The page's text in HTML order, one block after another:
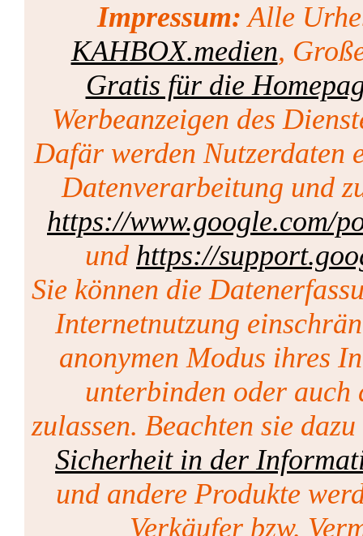
Impressum: Alle
KAHBOX.medien,
Gratis für die
Werbeanzeigen des
Dafär werden Nutzerdaten
Datenverarbeitung und
https://www.google.com/
und https://
Sie können die
Internetnutzung
anonymen Modus ihres
unterbinden oder auch
zulassen. Beachten sie
Sicherheit in der
und andere Produkte
Verkäufer bzw.